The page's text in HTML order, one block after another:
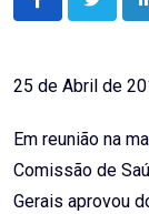
25 de Abril de
Em reunião na
Comissão de
Gerais aprovou